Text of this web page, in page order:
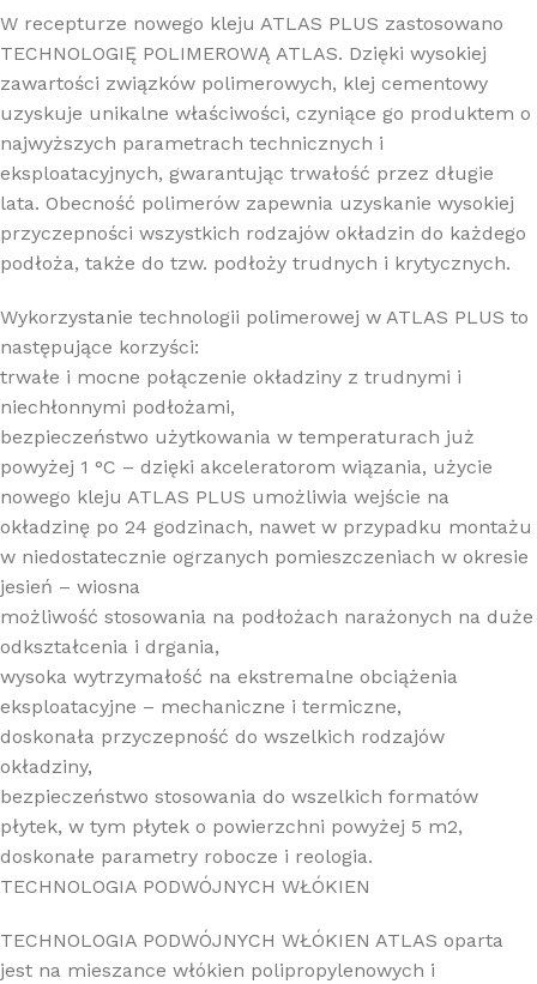
W recepturze nowego kleju ATLAS PLUS zastosowano
TECHNOLOGIĘ POLIMEROWĄ ATLAS. Dzięki wysokiej
zawartości związków polimerowych, klej cementowy
uzyskuje unikalne właściwości, czyniące go produktem o
najwyższych parametrach technicznych i
eksploatacyjnych, gwarantując trwałość przez długie
lata. Obecność polimerów zapewnia uzyskanie wysokiej
przyczepności wszystkich rodzajów okładzin do każdego
podłoża, także do tzw. podłoży trudnych i krytycznych.
Wykorzystanie technologii polimerowej w ATLAS PLUS to
następujące korzyści:
trwałe i mocne połączenie okładziny z trudnymi i
niechłonnymi podłożami,
bezpieczeństwo użytkowania w temperaturach już
powyżej 1 °C – dzięki akceleratorom wiązania, użycie
nowego kleju ATLAS PLUS umożliwia wejście na
okładzinę po 24 godzinach, nawet w przypadku montażu
w niedostatecznie ogrzanych pomieszczeniach w okresie
jesień – wiosna
możliwość stosowania na podłożach narażonych na duże
odkształcenia i drgania,
wysoka wytrzymałość na ekstremalne obciążenia
eksploatacyjne – mechaniczne i termiczne,
doskonała przyczepność do wszelkich rodzajów
okładziny,
bezpieczeństwo stosowania do wszelkich formatów
płytek, w tym płytek o powierzchni powyżej 5 m2,
doskonałe parametry robocze i reologia.
TECHNOLOGIA PODWÓJNYCH WŁÓKIEN
TECHNOLOGIA PODWÓJNYCH WŁÓKIEN ATLAS oparta
jest na mieszance włókien polipropylenowych i